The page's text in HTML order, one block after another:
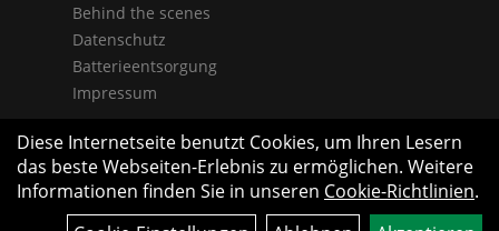
Behind the scenes
Datenschutz
Batterieentsorgung
Impressum
Diese Internetseite benutzt Cookies, um Ihren Lesern
das beste Webseiten-Erlebnis zu ermöglichen. Weitere
Informationen finden Sie in unseren Cookie-Richtlinien.